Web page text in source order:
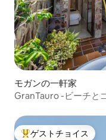
モガンの一軒家
GranTauro -ビーチと
ゲストチョイス